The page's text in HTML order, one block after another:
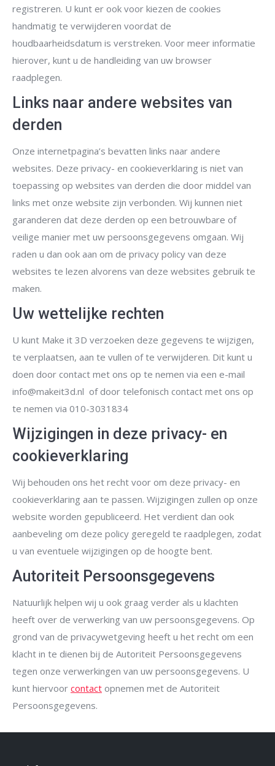
registreren. U kunt er ook voor kiezen de cookies
handmatig te verwijderen voordat de
houdbaarheidsdatum is verstreken. Voor meer informatie
hierover, kunt u de handleiding van uw browser
raadplegen.
Links naar andere websites van
derden
Onze internetpagina’s bevatten links naar andere
websites. Deze privacy- en cookieverklaring is niet van
toepassing op websites van derden die door middel van
links met onze website zijn verbonden. Wij kunnen niet
garanderen dat deze derden op een betrouwbare of
veilige manier met uw persoonsgegevens omgaan. Wij
raden u dan ook aan om de privacy policy van deze
websites te lezen alvorens van deze websites gebruik te
maken.
Uw wettelijke rechten
U kunt Make it 3D verzoeken deze gegevens te wijzigen,
te verplaatsen, aan te vullen of te verwijderen. Dit kunt u
doen door contact met ons op te nemen via een e-mail
info@makeit3d.nl of door telefonisch contact met ons op
te nemen via 010-3031834
Wijzigingen in deze privacy- en
cookieverklaring
Wij behouden ons het recht voor om deze privacy- en
cookieverklaring aan te passen. Wijzigingen zullen op onze
website worden gepubliceerd. Het verdient dan ook
aanbeveling om deze policy geregeld te raadplegen, zodat
u van eventuele wijzigingen op de hoogte bent.
Autoriteit Persoonsgegevens
Natuurlijk helpen wij u ook graag verder als u klachten
heeft over de verwerking van uw persoonsgegevens. Op
grond van de privacywetgeving heeft u het recht om een
klacht in te dienen bij de Autoriteit Persoonsgegevens
tegen onze verwerkingen van uw persoonsgegevens. U
kunt hiervoor contact opnemen met de Autoriteit
Persoonsgegevens.